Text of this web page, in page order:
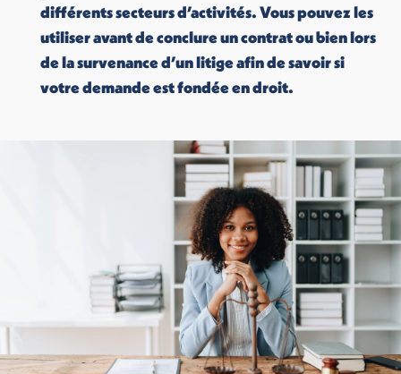
différents secteurs d’activités. Vous pouvez les
utiliser avant de conclure un contrat ou bien lors
de la survenance d’un litige afin de savoir si
votre demande est fondée en droit.